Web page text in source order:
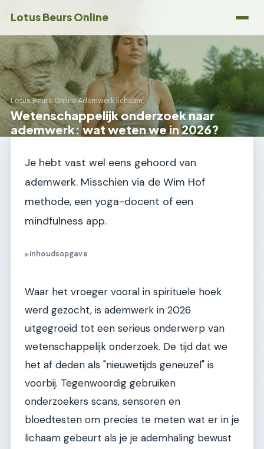
Lotus Beurs Online
Lotus Beurs Online›Ademwerk lichaam
Wetenschappelijk onderzoek naar
ademwerk: wat weten we in 2026?
Je hebt vast wel eens gehoord van
ademwerk. Misschien via de Wim Hof
methode, een yoga-docent of een
mindfulness app.
▶Inhoudsopgave
Waar het vroeger vooral in spirituele hoek
werd gezocht, is ademwerk in 2026
uitgegroeid tot een serieus onderwerp van
wetenschappelijk onderzoek. De tijd dat we
het af deden als "nieuwetijds geneuzel" is
voorbij. Tegenwoordig gebruiken
onderzoekers scans, sensoren en
bloedtesten om precies te meten wat er in je
lichaam gebeurt als je je ademhaling bewust